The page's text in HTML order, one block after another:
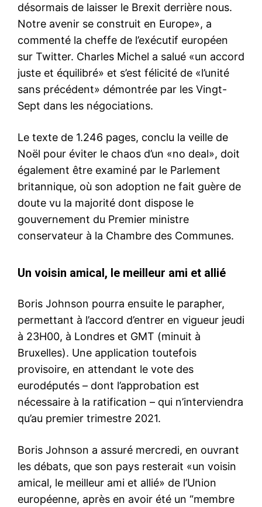
désormais de laisser le Brexit derrière nous.
Notre avenir se construit en Europe», a
commenté la cheffe de l’exécutif européen
sur Twitter. Charles Michel a salué «un accord
juste et équilibré» et s’est félicité de «l’unité
sans précédent» démontrée par les Vingt-
Sept dans les négociations.
Le texte de 1.246 pages, conclu la veille de
Noël pour éviter le chaos d’un «no deal», doit
également être examiné par le Parlement
britannique, où son adoption ne fait guère de
doute vu la majorité dont dispose le
gouvernement du Premier ministre
conservateur à la Chambre des Communes.
Un voisin amical, le meilleur ami et allié
Boris Johnson pourra ensuite le parapher,
permettant à l’accord d’entrer en vigueur jeudi
à 23H00, à Londres et GMT (minuit à
Bruxelles). Une application toutefois
provisoire, en attendant le vote des
eurodéputés – dont l’approbation est
nécessaire à la ratification – qui n’interviendra
qu’au premier trimestre 2021.
Boris Johnson a assuré mercredi, en ouvrant
les débats, que son pays resterait «un voisin
amical, le meilleur ami et allié» de l’Union
européenne, après en avoir été un “membre